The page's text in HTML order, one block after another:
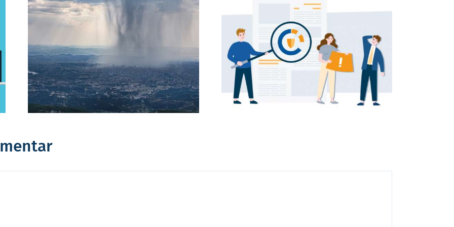
Vorsicht vor
gefährlichen Lücken im
gesetzlichen
Unfallschutz
Mehr Tempo für neue
digitale Standards:
BiPRO-Anbindung mit b-
tix modernisiert